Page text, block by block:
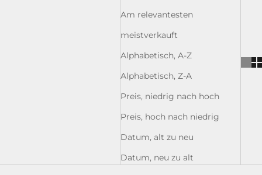
Am relevantesten
meistverkauft
Alphabetisch, A-Z
Alphabetisch, Z-A
Preis, niedrig nach hoch
Preis, hoch nach niedrig
Datum, alt zu neu
Datum, neu zu alt